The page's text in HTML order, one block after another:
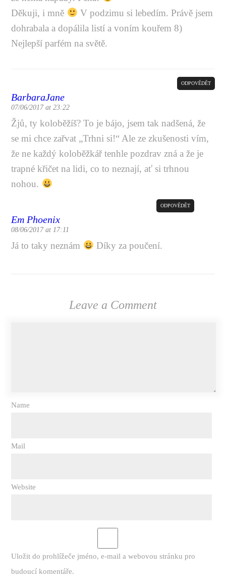
Děkuji, i mně
V podzimu si lebedím. Právě jsem
dohrabala a dopálila listí a voním kouřem 8)
Nejlepší parfém na světě.
BarbaraJane
07/06/2017 at 23:22
ODPOVĚDĚT
Žjů, ty koloběžíš? To je bájo, jsem tak nadšená, že
se mi chce zařvat „Trhni si!“ Ale ze zkušenosti vím,
že ne každý koloběžkář tenhle pozdrav zná a že je
trapné křičet na lidi, co to neznají, ať si trhnou
nohou.
Em Phoenix
08/06/2017 at 17:11
ODPOVĚDĚT
Já to taky neznám Díky za poučení.
Leave a Comment
Name
Mail
Website
Uložit do prohlížeče jméno, e-mail a webovou stránku pro
budoucí komentáře.